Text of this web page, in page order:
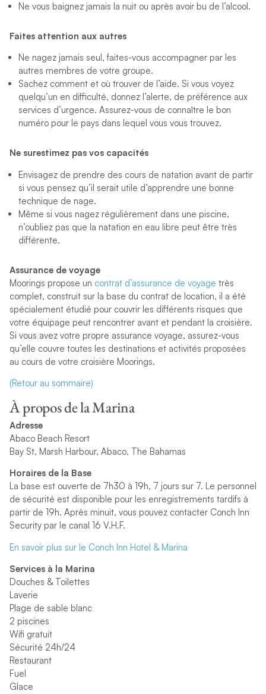
Ne vous baignez jamais la nuit ou après avoir bu de l’alcool.
Faites attention aux autres
Ne nagez jamais seul, faites-vous accompagner par les
autres membres de votre groupe.
Sachez comment et où trouver de l’aide. Si vous voyez
quelqu’un en difficulté, donnez l’alerte, de préférence aux
services d’urgence. Assurez-vous de connaître le bon
numéro pour le pays dans lequel vous vous trouvez.
Ne surestimez pas vos capacités
Envisagez de prendre des cours de natation avant de partir
si vous pensez qu’il serait utile d’apprendre une bonne
technique de nage.
Même si vous nagez régulièrement dans une piscine,
n’oubliez pas que la natation en eau libre peut être très
différente.
Assurance de voyage
Moorings propose un contrat d’assurance de voyage très
complet, construit sur la base du contrat de location, il a été
spécialement étudié pour couvrir les différents risques que
votre équipage peut rencontrer avant et pendant la croisière.
Si vous avez votre propre assurance voyage, assurez-vous
qu’elle couvre toutes les destinations et activités proposées
au cours de votre croisière Moorings.
(Retour au sommaire)
À propos de la Marina
Adresse
Abaco Beach Resort
Bay St, Marsh Harbour, Abaco, The Bahamas
Horaires de la Base
La base est ouverte de 7h30 à 19h, 7 jours sur 7. Le personnel
de sécurité est disponible pour les enregistrements tardifs à
partir de 19h. Après minuit, vous pouvez contacter Conch Inn
Security par le canal 16 V.H.F.
En savoir plus sur le Conch Inn Hotel & Marina
Services à la Marina
Douches & Toilettes
Laverie
Plage de sable blanc
2 piscines
Wifi gratuit
Sécurité 24h/24
Restaurant
Fuel
Glace